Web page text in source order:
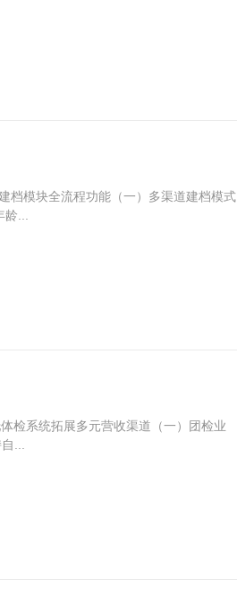
档模块全流程功能（一）多渠道建档模式
...
检系统拓展多元营收渠道（一）团检业
...